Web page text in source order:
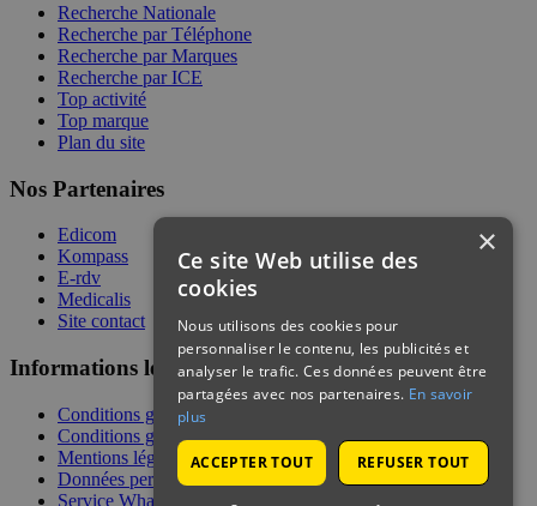
Recherche Nationale
Recherche par Téléphone
Recherche par Marques
Recherche par ICE
Top activité
Top marque
Plan du site
Nos Partenaires
Edicom
Kompass
E-rdv
Medicalis
Site contact
Informations légales
Conditions générales de services
Conditions générales de vente
Mentions légales
Données personnelles
Service WhatsApp
×
Ce site Web utilise des
cookies
Nous utilisons des cookies pour
personnaliser le contenu, les publicités et
analyser le trafic. Ces données peuvent être
partagées avec nos partenaires. En savoir
plus
ACCEPTER TOUT REFUSER TOUT